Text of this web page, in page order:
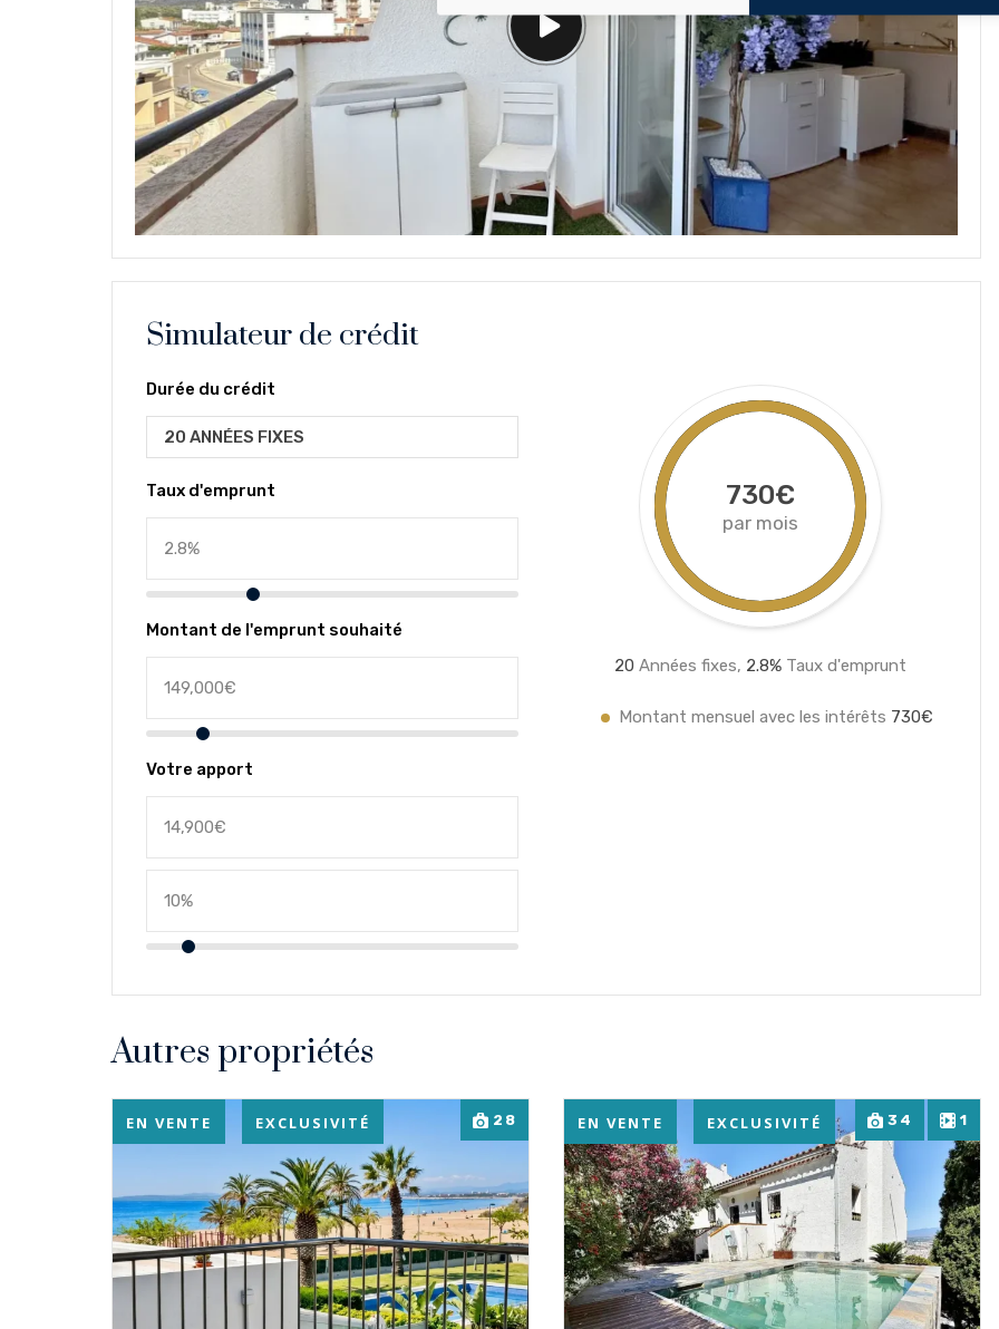
Simulateur de crédit
Durée du crédit
20 ANNÉES FIXES
Taux d'emprunt
Montant de l'emprunt souhaité
Votre apport
730€
par mois
20 Années fixes, 2.8%Taux d'emprunt
Montant mensuel avec les intérêts 730€
Autres propriétés
28
EN VENTE EXCLUSIVITÉ 34 1
EN VENTE EXCLUSIVITÉ